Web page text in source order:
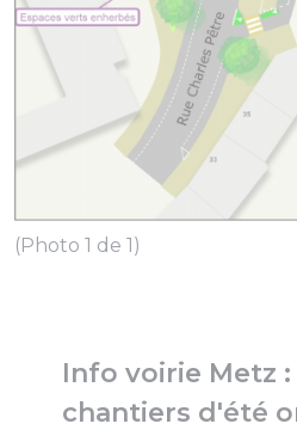
(Photo 1 de 1)
Info voirie Metz
chantiers d'été